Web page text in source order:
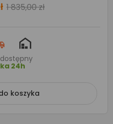
1 835,00 zł
24h
koszyka